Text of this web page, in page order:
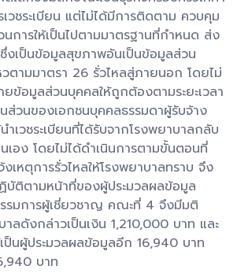
วชระเบียน แต่ไม่ได้มีการติดตาม ควบคุม
การให้เป็นไปตามมาตรฐานที่กำหนด ส่ง
งเป็นข้อมูลสุขภาพอันเป็นข้อมูลส่วน
วตามมาตรา 26 รั่วไหลสู่ภายนอก โดยไม่
ข้อมูลส่วนบุคคลให้ถูกต้องตามระยะเวลา
วนของเอกชนบุคคลธรรมดาผู้รับจ้าง
ำเวชระเบียนที่ได้รับจากโรงพยาบาลกลับ
เอง โดยไม่ได้ดำเนินการตามขั้นตอนที่
งเหตุการรั่วไหลให้โรงพยาบาลทราบ จึง
ฏิบัติตามหน้าที่ของผู้ประมวลผลข้อมูล
รมการผู้เชี่ยวชาญ คณะที่ 4 จึงมีมติ
ลดังกล่าวเป็นเงิน 1,210,000 บาท และ
ป็นผู้ประมวลผลข้อมูลอีก 16,940 บาท
บาท